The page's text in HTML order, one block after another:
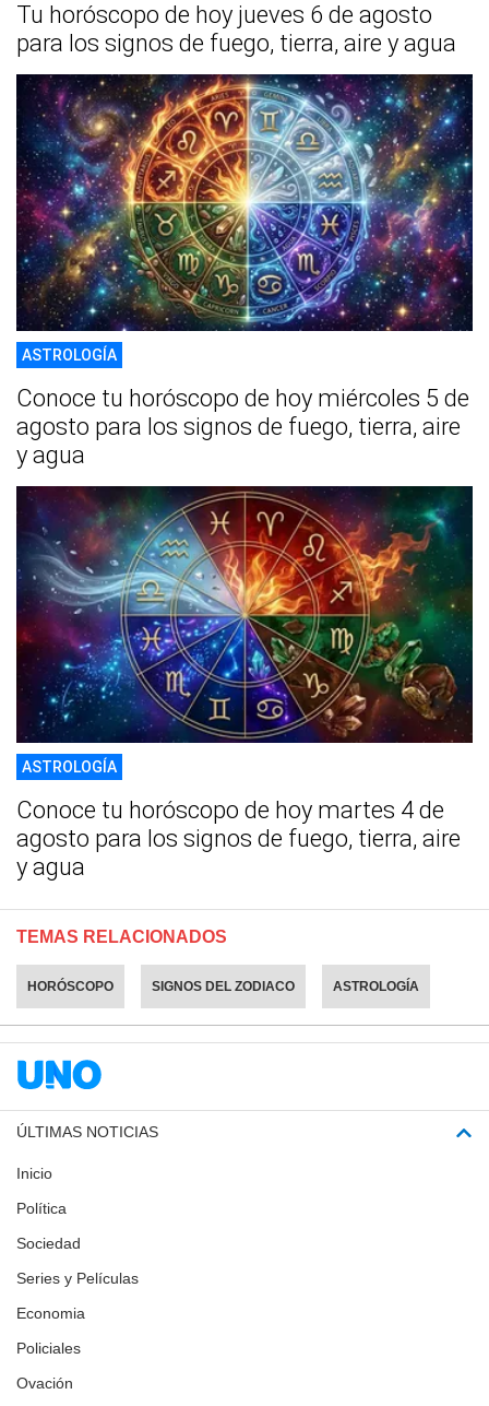
Tu horóscopo de hoy jueves 6 de agosto
para los signos de fuego, tierra, aire y agua
ASTROLOGÍA
Conoce tu horóscopo de hoy miércoles 5 de
agosto para los signos de fuego, tierra, aire
y agua
ASTROLOGÍA
Conoce tu horóscopo de hoy martes 4 de
agosto para los signos de fuego, tierra, aire
y agua
TEMAS RELACIONADOS
HORÓSCOPO SIGNOS DEL ZODIACO ASTROLOGÍA
ÚLTIMAS NOTICIAS
Inicio
Política
Sociedad
Series y Películas
Economia
Policiales
Ovación